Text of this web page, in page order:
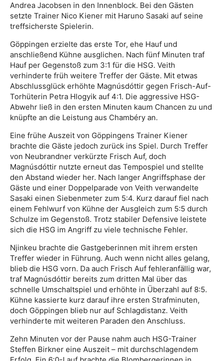
Andrea Jacobsen in den Innenblock. Bei den Gästen
setzte Trainer Nico Kiener mit Haruno Sasaki auf seine
treffsicherste Spielerin.
Göppingen erzielte das erste Tor, ehe Hauf und
anschließend Kühne ausglichen. Nach fünf Minuten traf
Hauf per Gegenstoß zum 3:1 für die HSG. Veith
verhinderte früh weitere Treffer der Gäste. Mit etwas
Abschlussglück erhöhte Magnúsdóttir gegen Frisch-Auf-
Torhüterin Petra Hlogyik auf 4:1. Die aggressive HSG-
Abwehr ließ in den ersten Minuten kaum Chancen zu und
knüpfte an die Leistung aus Chambéry an.
Eine frühe Auszeit von Göppingens Trainer Kiener
brachte die Gäste jedoch zurück ins Spiel. Durch Treffer
von Neubrandner verkürzte Frisch Auf, doch
Magnúsdóttir nutzte erneut das Tempospiel und stellte
den Abstand wieder her. Nach langer Angriffsphase der
Gäste und einer Doppelparade von Veith verwandelte
Sasaki einen Siebenmeter zum 5:4. Kurz darauf fiel nach
einem Fehlwurf von Kühne der Ausgleich zum 5:5 durch
Schulze im Gegenstoß. Trotz stabiler Defensive leistete
sich die HSG im Angriff zu viele technische Fehler.
Njinkeu brachte die Gastgeberinnen mit ihrem ersten
Treffer wieder in Führung. Auch wenn nicht alles gelang,
blieb die HSG vorn. Da auch Frisch Auf fehleranfällig war,
traf Magnúsdóttir bereits zum dritten Mal über das
schnelle Umschaltspiel und erhöhte in Überzahl auf 8:5.
Kühne kassierte kurz darauf ihre ersten Strafminuten,
doch Göppingen blieb nur auf Schlagdistanz. Veith
verhinderte mit weiteren Paraden den Anschluss.
Zehn Minuten vor der Pause nahm auch HSG-Trainer
Steffen Birkner eine Auszeit – mit durchschlagendem